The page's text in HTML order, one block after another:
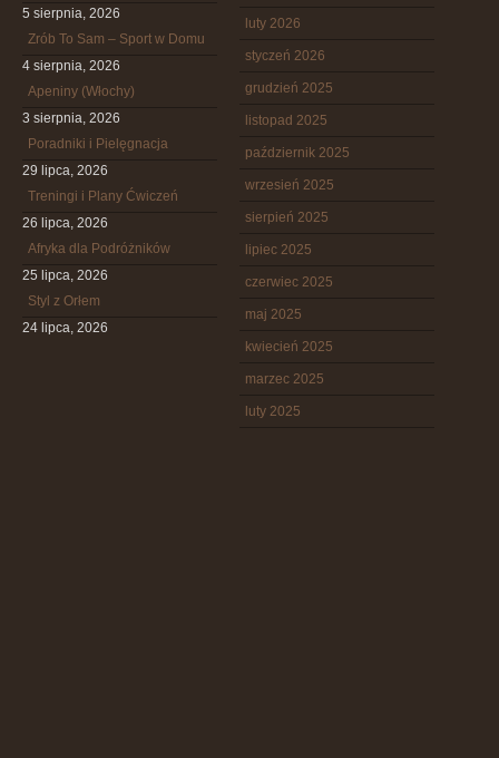
5 sierpnia, 2026
Zrób To Sam – Sport w Domu
4 sierpnia, 2026
Apeniny (Włochy)
3 sierpnia, 2026
Poradniki i Pielęgnacja
29 lipca, 2026
Treningi i Plany Ćwiczeń
26 lipca, 2026
Afryka dla Podróżników
25 lipca, 2026
Styl z Orłem
24 lipca, 2026
luty 2026
styczeń 2026
grudzień 2025
listopad 2025
październik 2025
wrzesień 2025
sierpień 2025
lipiec 2025
czerwiec 2025
maj 2025
kwiecień 2025
marzec 2025
luty 2025